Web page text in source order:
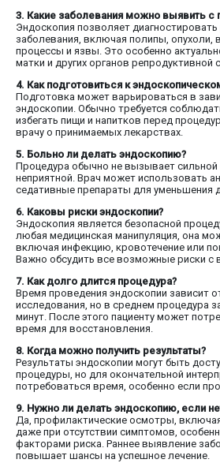
3. Какие заболевания можно выявить
Эндоскопия позволяет
заболевания, включая полипы, опухоли,
процессы и язвы. Это особенно
матки и других органов репродуктивной
4. Как подготовиться к
Подготовка может варьироваться в
эндоскопии. Обычно требуется
избегать пищи и напитков перед
врачу о принимаемых лекарствах.
5. Больно ли делать эндоскопию?
Процедура обычно не вызывает
неприятной. Врач может использовать
седативные препараты для уменьшения
6. Каковы риски эндоскопии?
Эндоскопия является безопасной
любая медицинская манипуляция, она
включая инфекцию, кровотечение или
Важно обсудить все возможные риски с
7. Как долго длится процедура?
Время проведения эндоскопии зависит
исследования, но в среднем процедура
минут. После этого пациенту может
время для восстановления.
8. Когда можно получить результаты?
Результаты эндоскопии могут быть
процедуры, но для окончательной
потребоваться время, особенно если
9. Нужно ли делать эндоскопию, если
Да, профилактические осмотры,
даже при отсутствии симптомов,
факторами риска. Раннее выявление
повышает шансы на успешное лечение.